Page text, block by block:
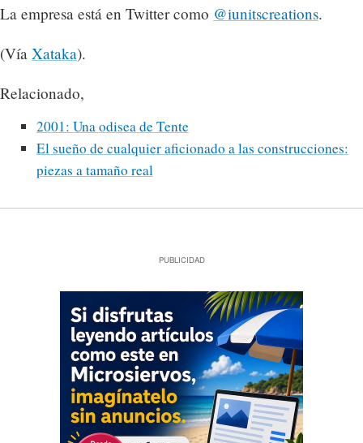
La empresa está en Twitter como @iunitscreations.
(Vía Xataka).
Relacionado,
2001: Una odisea de Tente
El sueño de cualquier aficionado a las construcciones:
piezas a tamaño real
PUBLICIDAD